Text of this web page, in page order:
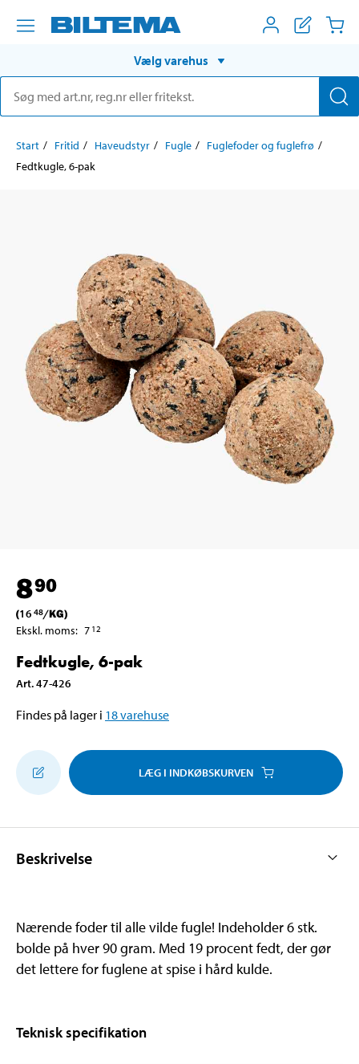
Vælg varehus
Start Fritid Haveudstyr Fugle
Fuglefoder og fuglefrø
Fedtkugle, 6-pak
890
(16 48/KG)
Ekskl. moms: 7 12
Fedtkugle, 6-pak
Art.47-426
Findes på lager i 18varehuse
LÆG I INDKØBSKURVEN
Beskrivelse
Nærende foder til alle vilde fugle! Indeholder 6 stk.
bolde på hver 90 gram. Med 19 procent fedt, der gør
det lettere for fuglene at spise i hård kulde.
Teknisk specifikation